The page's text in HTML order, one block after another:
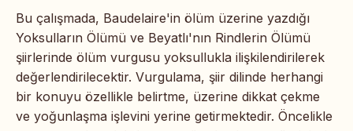
Bu çalışmada, Baudelaire'in ölüm üzerine yazdığı
Yoksulların Ölümü ve Beyatlı'nın Rindlerin Ölümü
şiirlerinde ölüm vurgusu yoksullukla ilişkilendirilerek
değerlendirilecektir. Vurgulama, şiir dilinde herhangi
bir konuyu özellikle belirtme, üzerine dikkat çekme
ve yoğunlaşma işlevini yerine getirmektedir. Öncelikle